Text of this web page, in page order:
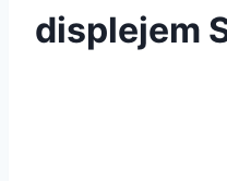
displejem